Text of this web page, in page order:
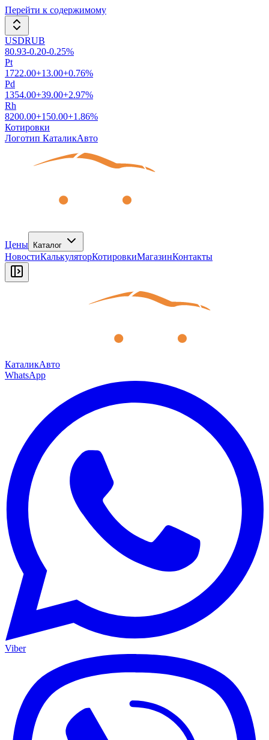
Перейти к содержимому
USDRUB
80.93-0.20-0.25%
Pt
1722.00+13.00+0.76%
Pd
1354.00+39.00+2.97%
Rh
8200.00+150.00+1.86%
Котировки
Логотип КаталикАвто
Цены Каталог
НовостиКалькуляторКотировкиМагазинКонтакты
КаталикАвто
WhatsApp
Viber